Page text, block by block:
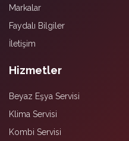
Markalar
Faydalı Bilgiler
İletişim
Hizmetler
Beyaz Eşya Servisi
Klima Servisi
Kombi Servisi